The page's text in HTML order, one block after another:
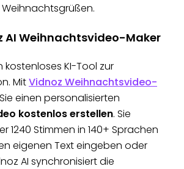
AI Weihnachtsvideo-Maker
kostenloses KI-Tool zur
MitVidnoz Weihnachtsvideo-
einen personalisierten
kostenlos erstellen. Sie
1240 Stimmen in 140+ Sprachen
eigenen Text eingeben oder
AI synchronisiert die